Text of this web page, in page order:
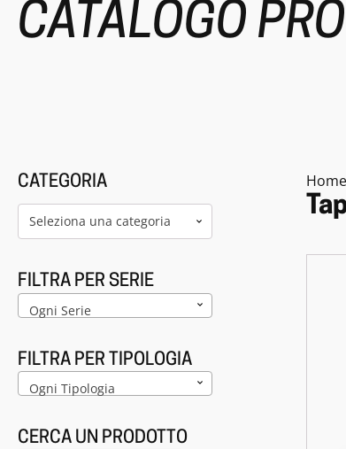
CATALOGO
CATEGORIA
Seleziona una categoria
FILTRA PER SERIE
Ogni Serie
FILTRA PER TIPOLOGIA
Ogni Tipologia
CERCA UN PRODOTTO
Home